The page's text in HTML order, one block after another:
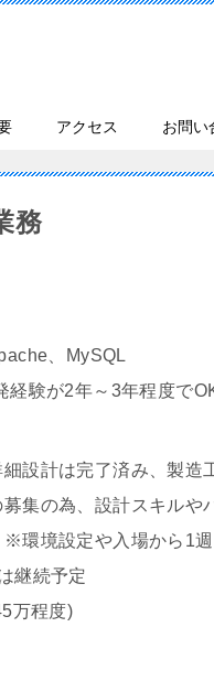
アクセス お問い
務
、MySQL
2年～3年程度でOK
設計は完了済み、製造
、設計スキルやハイ
境設定や入場から1
継続予定
万程度)